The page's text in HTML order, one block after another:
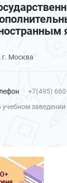
г. Москва
+7(495)
учебном заведении